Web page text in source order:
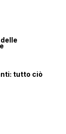
tutto ciò